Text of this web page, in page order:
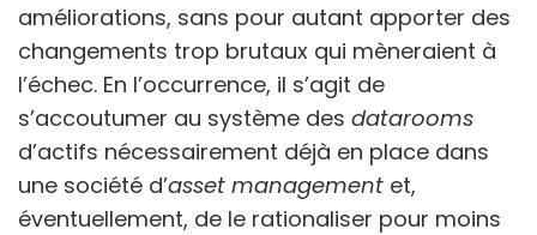
améliorations, sans pour autant apporter des
changements trop brutaux qui mèneraient à
l’échec. En l’occurrence, il s’agit de
s’accoutumer au système des datarooms
d’actifs nécessairement déjà en place dans
une société d’asset management et,
éventuellement, de le rationaliser pour moins